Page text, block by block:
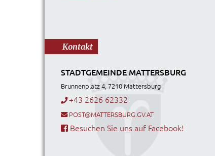
Kontakt
STADTGEMEINDE MATTERSBURG
Brunnenplatz 4, 7210 Mattersburg
+43 2626 62332
POST@MATTERSBURG.GV.AT
Besuchen Sie uns auf Facebook!